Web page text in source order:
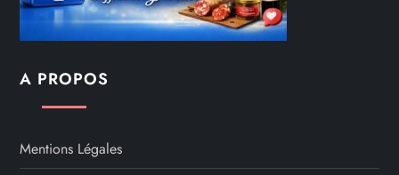
A PROPOS
Mentions Légales